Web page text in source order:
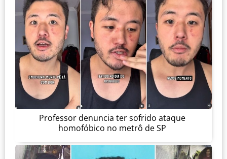
Professor denuncia ter sofrido ataque
homofóbico no metrô de SP